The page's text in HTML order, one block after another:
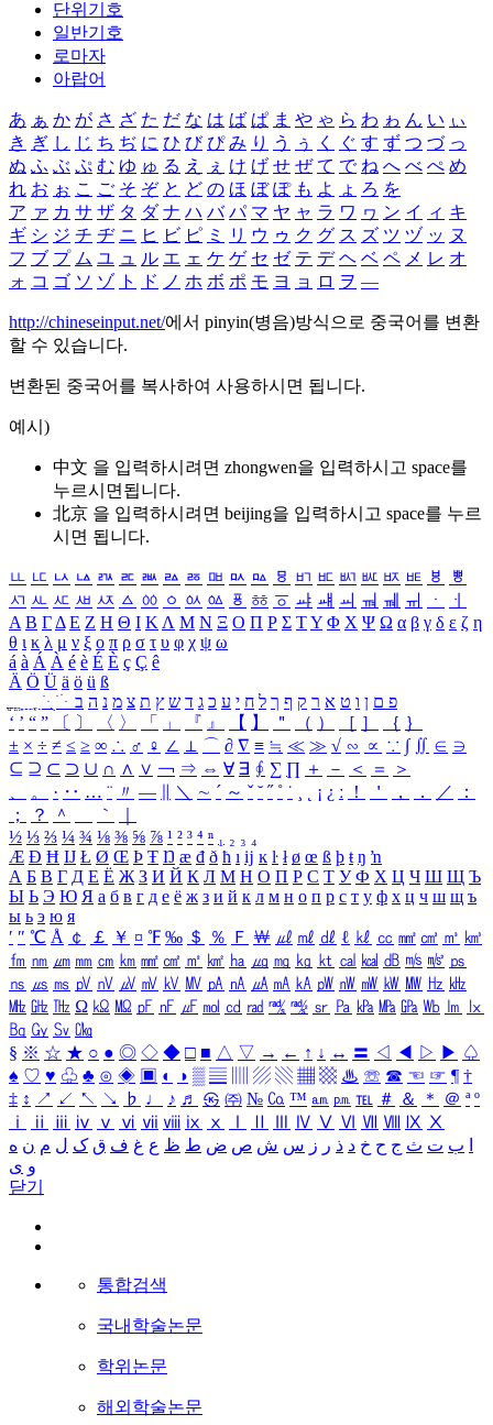
단위기호
일반기호
로마자
아랍어
あ ぁ か が さ ざ た だ な は ば ぱ ま や ゃ ら わ ゎ ん い ぃ
き ぎ し じ ち ぢ に ひ び ぴ み り う ぅ く ぐ す ず つ づ っ
ぬ ふ ぶ ぷ む ゆ ゅ る え ぇ け げ せ ぜ て で ね へ べ ぺ め
れ お ぉ こ ご そ ぞ と ど の ほ ぼ ぽ も よ ょ ろ を
ア ァ カ サ ザ タ ダ ナ ハ バ パ マ ヤ ャ ラ ワ ヮ ン イ ィ キ
ギ シ ジ チ ヂ ニ ヒ ビ ピ ミ リ ウ ゥ ク グ ス ズ ツ ヅ ッ ヌ
フ ブ プ ム ユ ュ ル エ ェ ケ ゲ セ ゼ テ デ ヘ ベ ペ メ レ オ
ォ コ ゴ ソ ゾ ト ド ノ ホ ボ ポ モ ヨ ョ ロ ヲ ―
http://chineseinput.net/에서 pinyin(병음)방식으로 중국어를 변환
할 수 있습니다.
변환된 중국어를 복사하여 사용하시면 됩니다.
예시)
中文 을 입력하시려면 zhongwen을 입력하시고 space를
누르시면됩니다.
北京 을 입력하시려면 beijing을 입력하시고 space를 누르
시면 됩니다.
ㅥ ㅦ ㅧ ㅨ ㅩ ㅪ ㅫ ㅬ ㅭ ㅮ ㅯ ㅰ ㅱ ㅲ ㅳ ㅴ ㅵ ㅶ ㅷ ㅸ
ㅹ
ㅺ ㅻ ㅼ ㅽ ㅾ ㅿ ㆀ ㆁ ㆂ ㆃ ㆄ ㆅ ㆆ ㆇ ㆈ ㆉ ㆊ ㆋ ㆌ ㆍ
ㆎ
Α Β ΓΔ Ε Ζ Η Θ Ι ΚΛ Μ Ν Ξ Ο Π Ρ Σ ΤΥ Φ Χ Ψ Ω α β γ δ ε ζ η
θ ι κ λ μ ν ξ ο π ρ σ τ υ φ χ ψ ω
á à Á À é è É È ç Ç ê
Ä Ö Ü ä ö ü ß
ִֶֹ ֻּ ׁׂ פ ם ן ו ט א ר ק ף ך ל ח י ע כ ג ד ש ץ ת צ מ נ ה ב
‘ ’ “ ” 〔 〕 〈 〉 「 」 『 』 【 】 ＂ （ ） ［ ］ ｛ ｝
± × ÷ ≠ ≤ ≥ ∞ ∴ ♂ ♀ ∠ ⊥ ⌒ ∂ ∇ ≡ ≒ ≪ ≫ √ ∽ ∝ ∵ ∫ ∬ ∈ ∋
⊆ ⊇ ⊂ ⊃ ∪ ∩ ∧ ∨ ￢ ⇒ ⇔ ∀ ∃ ∮ ∑ ∏ ＋ － ＜ ＝
＞
、
。 · ‥ … ¨ 〃 ― ＼ ∼ ´ ～ ˇ ˘ ˝ ˚ ˙ ¸ ¡ ¿ ː ！ ＇ ， ． ／
：
；
？ ＾ ｀
½ ⅓ ⅔ ¼ ¾ ⅛ ⅜ ⅝ ⅞ ¹ ² ³ ⁴ ⁿ ₁ ₂ ₃ ₄
Æ Ð Ħ Ĳ Ł Ø Œ Þ Ŧ Ŋ æ đ ð ħ ı ĳ ĸ ŀ ł ø œ ß þ ŧ ŋ ŉ
А Б В Г Д Е Ё Ж З И Й К Л М Н О П Р С Т У Ф Х Ц Ч Ш Щ Ъ
Ы Ь Э Ю Я а б в г д е ё ж з и й к л м н о п р с т у ф х ц ч ш щ ъ
ы ь э ю я
′ ″ ℃ Å ￠ ￡ ￥ ¤ ℉ ‰ ＄ ％ Ｆ ￦ ㎕ ㎖ ㎗ ℓ ㎘ ㏄ ㎣ ㎤ ㎥ ㎦
㎙ ㎚ ㎛ ㎜ ㎝ ㎞ ㎟ ㎠ ㎡ ㎢ ㏊ ㎍ ㎎ ㎏ ㏏ ㎈ ㎉ ㏈ ㎧ ㎨ ㎰
㎱ ㎲ ㎳ ㎴ ㎵ ㎶ ㎷ ㎸ ㎹ ㎀ ㎁ ㎂ ㎃ ㎄ ㎺ ㎻ ㎽ ㎾ ㎿ ㎐ ㎑
㎒ ㎓ ㎔ Ω ㏀ ㏁ ㎊ ㎋ ㎌ ㏖ ㏅ ㎭ ㎮ ㎯ ㏛ ㎩ ㎪ ㎫ ㎬ ㏝ ㏐
㏓
㏃ ㏉ ㏜ ㏆
§ ※ ☆ ★ ○ ● ◎ ◇ ◆ □ ■ △ ▽ → ← ↑ ↓ ↔ 〓 ◁ ◀ ▷ ▶ ♤
♠ ♡ ♥ ♧ ♣ ⊙ ◈ ▣ ◐ ◑ ▒ ▤ ▨ ▧ ▦ ▩ ♨ ☏ ☎ ☜ ☞ ¶ †
‡ ↕ ↗ ↙ ↖ ↘ ♭ ♩ ♪ ♬ ㉿ ㈜ № ㏇ ™ ㏂ ㏘ ℡ ＃ ＆ ＊ ＠ ª º
ⅰ
ⅱ ⅲ ⅳ ⅴ ⅵ ⅶ ⅷ ⅸ ⅹ Ⅳ Ⅴ Ⅵ Ⅶ Ⅷ Ⅸ Ⅹ
ب ت ث ج ح خ د ذ ر ز س ش ص ض ط ظ ع غ ف ق ک ل م ن ه
و ی
닫기
통합검색
국내학술논문
학위논문
해외학술논문